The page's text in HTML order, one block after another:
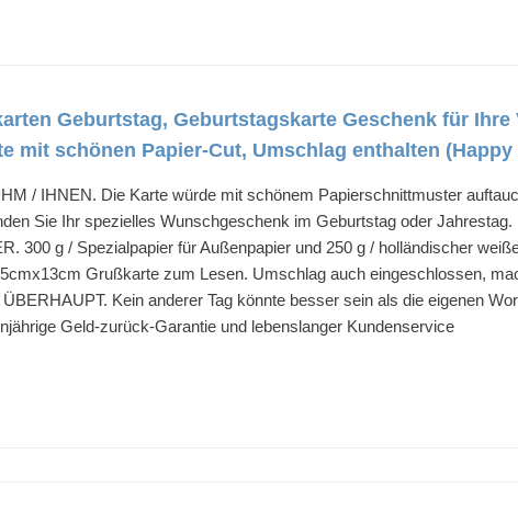
Geburtstag, Geburtstagskarte Geschenk für
mit schönen Papier-Cut, Umschlag enthalten
/ IHNEN. Die Karte würde mit schönem Papierschnittmuster
Sie Ihr spezielles Wunschgeschenk im Geburtstag oder Jahrestag.
300 g / Spezialpapier für Außenpapier und 250 g / holländischer
Grußkarte zum Lesen. Umschlag auch eingeschlossen,
Kein anderer Tag könnte besser sein als die eigenen
Geld-zurück-Garantie und lebenslanger Kundenservice